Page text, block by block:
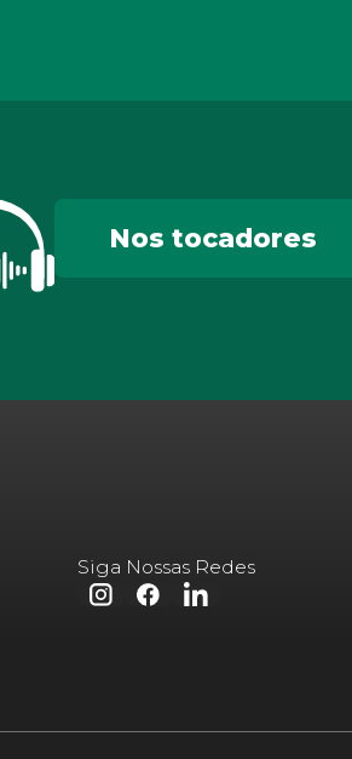
Nos tocadores
Siga Nossas Redes